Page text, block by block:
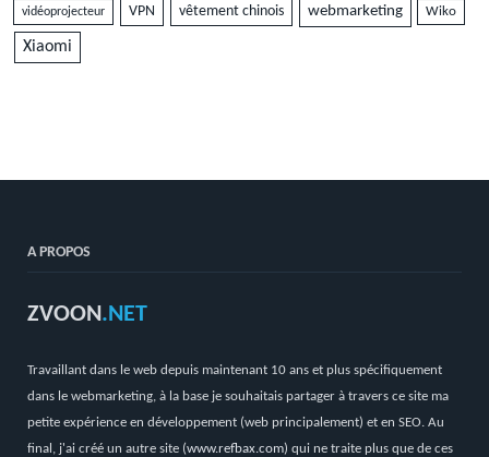
vidéoprojecteur VPN vêtement chinois webmarketing Wiko
Xiaomi
A PROPOS
ZVOON.NET
Travaillant dans le web depuis maintenant 10 ans et plus spécifiquement
dans le webmarketing, à la base je souhaitais partager à travers ce site ma
petite expérience en développement (web principalement) et en SEO. Au
final, j'ai créé un autre site (www.refbax.com) qui ne traite plus que de ces